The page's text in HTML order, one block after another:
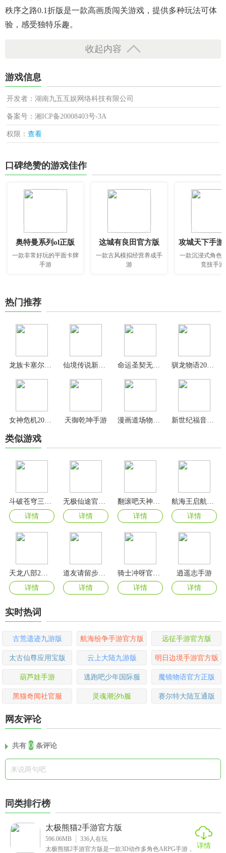
秩序之路0.1折版是一款高画质闯关游戏，提供多种玩法可体
验，感受独特乐趣。
收起内容
游戏信息
开发者：湖南九五互娱网络科技有限公司
备案号：湘ICP备20008403号-3A
权限：查看
口碑绝赞的游戏佳作
奥特曼系列ol正版
一款非常好玩的平面卡牌
手游
这城有良田官方版
一款古风模拟经营养成手
游
攻城天下手游
一款沉浸式角色
竞技手游
热门推荐
龙族卡塞尔之门手游 命运圣契无限内购版
女神危机2024最新版 天御乾坤手游
类似游戏
详情
详情
详情
详情
详情
详情
详情
逍遥志手游
详情
实时热词
古荒遗迹九游版 航海纷争手游官方版 远征手游官方版
太古仙尊应用宝版 云上大陆九游版 明日边境手游官方版
葫芦娃手游 逃跑吧少年国际服 魔镜物语官方正版
黑猫奇闻社官服 灵魂潮汐b服 赛尔特大陆互通版
网友评论
共有 0 条评论
同类排行榜
太极熊猫2手游官方版
596.06MB 336 人在玩
太极熊猫2手游官方版是一款3D动作多角色ARPG手游，
详情